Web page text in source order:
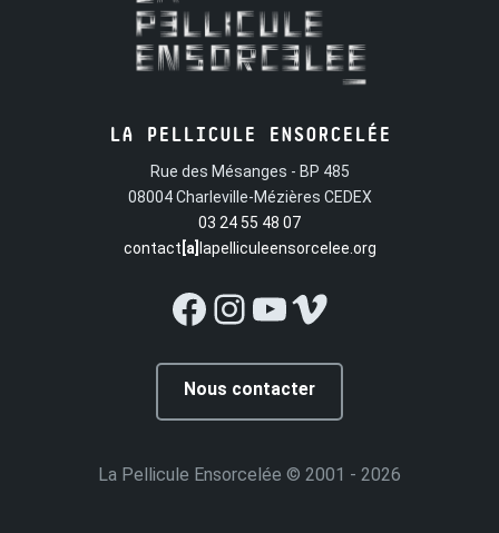
LA PELLICULE ENSORCELÉE
Rue des Mésanges - BP 485
08004 Charleville-Mézières CEDEX
03 24 55 48 07
contact [a] lapelliculeensorcelee.org
Facebook
Instagram
YouTube
Vimeo
Nous contacter
La Pellicule Ensorcelée © 2001 - 2026